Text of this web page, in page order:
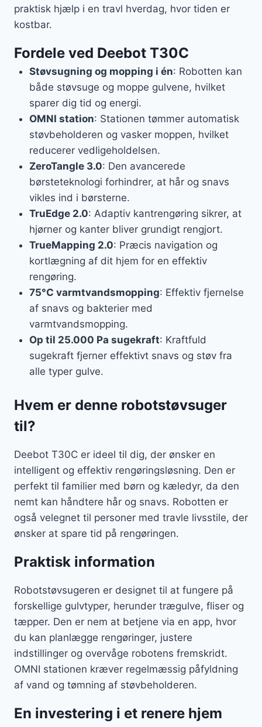
praktisk hjælp i en travl hverdag, hvor tiden er
kostbar.
Fordele ved Deebot T30C
Støvsugning og mopping i én: Robotten kan
både støvsuge og moppe gulvene, hvilket
sparer dig tid og energi.
OMNI station: Stationen tømmer automatisk
støvbeholderen og vasker moppen, hvilket
reducerer vedligeholdelsen.
ZeroTangle 3.0: Den avancerede
børsteteknologi forhindrer, at hår og snavs
vikles ind i børsterne.
TruEdge 2.0: Adaptiv kantrengøring sikrer, at
hjørner og kanter bliver grundigt rengjort.
TrueMapping 2.0: Præcis navigation og
kortlægning af dit hjem for en effektiv
rengøring.
75°C varmtvandsmopping: Effektiv fjernelse
af snavs og bakterier med
varmtvandsmopping.
Op til 25.000 Pa sugekraft: Kraftfuld
sugekraft fjerner effektivt snavs og støv fra
alle typer gulve.
Hvem er denne robotstøvsuger
til?
Deebot T30C er ideel til dig, der ønsker en
intelligent og effektiv rengøringsløsning. Den er
perfekt til familier med børn og kæledyr, da den
nemt kan håndtere hår og snavs. Robotten er
også velegnet til personer med travle livsstile, der
ønsker at spare tid på rengøringen.
Praktisk information
Robotstøvsugeren er designet til at fungere på
forskellige gulvtyper, herunder trægulve, fliser og
tæpper. Den er nem at betjene via en app, hvor
du kan planlægge rengøringer, justere
indstillinger og overvåge robotens fremskridt.
OMNI stationen kræver regelmæssig påfyldning
af vand og tømning af støvbeholderen.
En investering i et renere hjem